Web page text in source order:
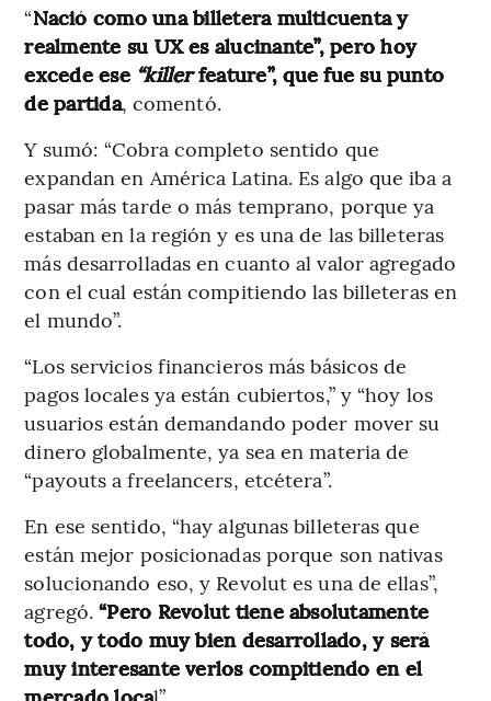
“Nació como una billetera multicuenta y
realmente su UX es alucinante”, pero hoy
excede ese “killerfeature”, que fue su punto
de partida, comentó.
Y sumó: “Cobra completo sentido que
expandan en América Latina. Es algo que iba a
pasar más tarde o más temprano, porque ya
estaban en la región y es una de las billeteras
más desarrolladas en cuanto al valor agregado
con el cual están compitiendo las billeteras en
el mundo”.
“Los servicios financieros más básicos de
pagos locales ya están cubiertos,” y “hoy los
usuarios están demandando poder mover su
dinero globalmente, ya sea en materia de
“payouts a freelancers, etcétera”.
En ese sentido, “hay algunas billeteras que
están mejor posicionadas porque son nativas
solucionando eso, y Revolut es una de ellas”,
agregó.“Pero Revolut tiene absolutamente
todo, y todo muy bien desarrollado, y será
muy interesante verlos compitiendo en el